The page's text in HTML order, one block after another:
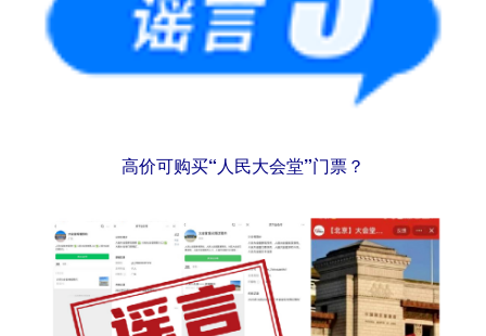
高价可购买“人民大会堂”门票？